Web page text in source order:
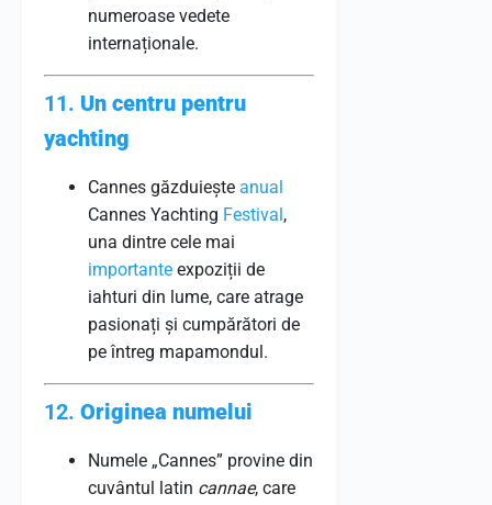
numeroase vedete
internaționale.
11. Un centru pentru
yachting
Cannes găzduiește anual
Cannes Yachting Festival,
una dintre cele mai
importante expoziții de
iahturi din lume, care atrage
pasionați și cumpărători de
pe întreg mapamondul.
12. Originea numelui
Numele „Cannes” provine din
cuvântul latin cannae, care